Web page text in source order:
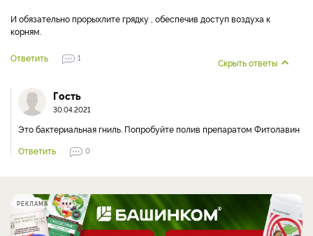
И обязательно прорыхлите грядку , обеспечив доступ воздуха к
корням.
Ответить 1 Скрыть ответы
Гость
30.04.2021
Это бактериальная гниль. Попробуйте полив препаратом Фитолавин
Ответить
0
РЕКЛАМА